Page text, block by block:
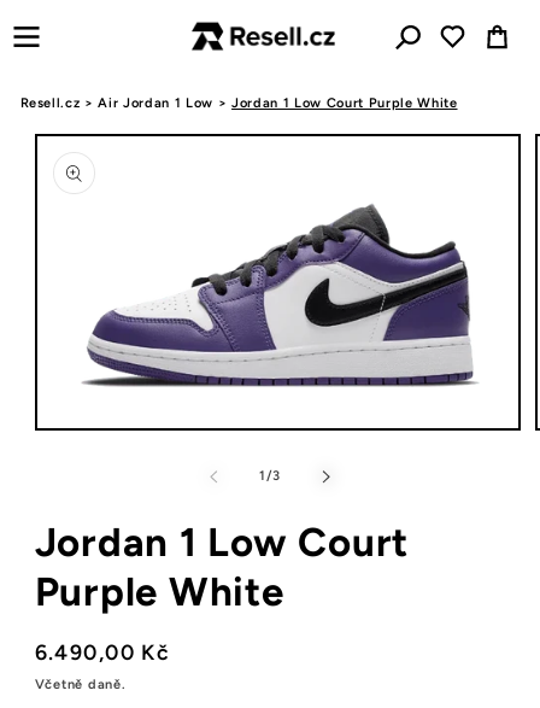
obsahu
Košík
Resell.cz > Air Jordan 1 Low > Jordan 1 Low Court Purple White
produktu
okně
1/z3
Jordan 1 Low Court
Purple White
Běžná
cena
6.490,00 Kč
Včetně daně.